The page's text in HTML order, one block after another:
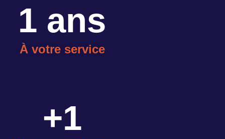
À votre service
1 ans
+1